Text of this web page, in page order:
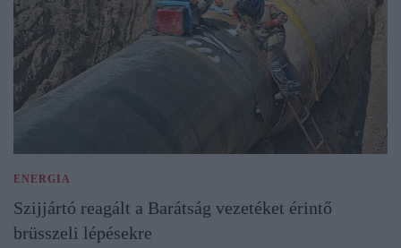
ENERGIA
Szijjártó reagált a Barátság vezetéket érintő
brüsszeli lépésekre